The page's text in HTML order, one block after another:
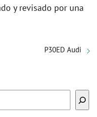
y revisado por una
P30ED Audi